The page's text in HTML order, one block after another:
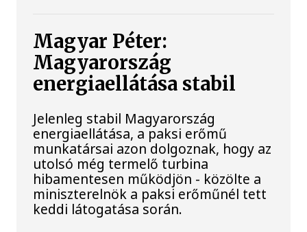
Magyar Péter:
Magyarország
energiaellátása stabil
Jelenleg stabil Magyarország
energiaellátása, a paksi erőmű
munkatársai azon dolgoznak, hogy az
utolsó még termelő turbina
hibamentesen működjön - közölte a
miniszterelnök a paksi erőműnél tett
keddi látogatása során.